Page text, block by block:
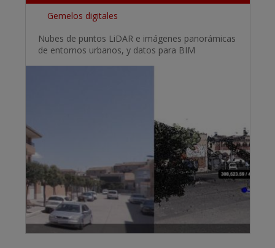
Gemelos digitales
Nubes de puntos LiDAR e imágenes panorámicas
de entornos urbanos, y datos para BIM